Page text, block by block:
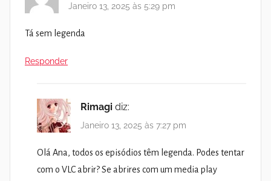
Janeiro 13, 2025 às 5:29 pm
Tá sem legenda
Responder
Rimagi diz:
Janeiro 13, 2025 às 7:27 pm
Olá Ana, todos os episódios têm legenda. Podes tentar
com o VLC abrir? Se abrires com um media play